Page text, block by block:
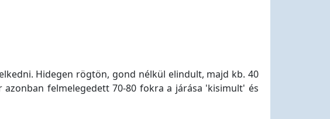
Hidegen rögtön, gond nélkül elindult, majd kb. 40
felmelegedett 70-80 fokra a járása 'kisimult' és